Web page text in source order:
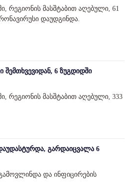
რეგიონის მასშტაბით აღებული, 61
დაუდგინდა.
6 ზუგდიდში
რეგიონის მასშტაბით აღებული, 333
გარდაიცვალა 6
და ინფიცირების